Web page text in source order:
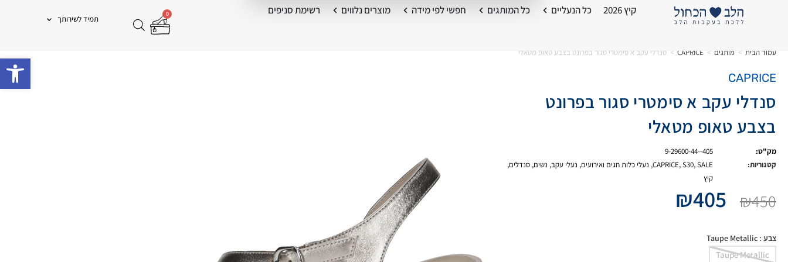
קיץ 2026 כל הנעליים כל המותגים חפשי לפי מידה מוצרים נלווים רשימת סניפים 0
תמיד לשירותך
עמוד הבית > מותגים >
CAPRICE
> סנדלי עקב א סימטרי סגור בפרונט בצבע טאופ מטאלי
CAPRICE
סנדלי עקב א סימטרי סגור בפרונט
בצבע טאופ מטאלי
מק"ט:
9-29600-44--405
קטגוריות:
CAPRICE,S30,SALE
, נעלי כלות חגים ואירועים, נעלי עקב, נשים, סנדלים,
קיץ
₪450
₪405
צבע : Taupe Metallic
Taupe Metallic